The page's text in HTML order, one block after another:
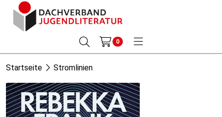
0
Startseite Stromlinien